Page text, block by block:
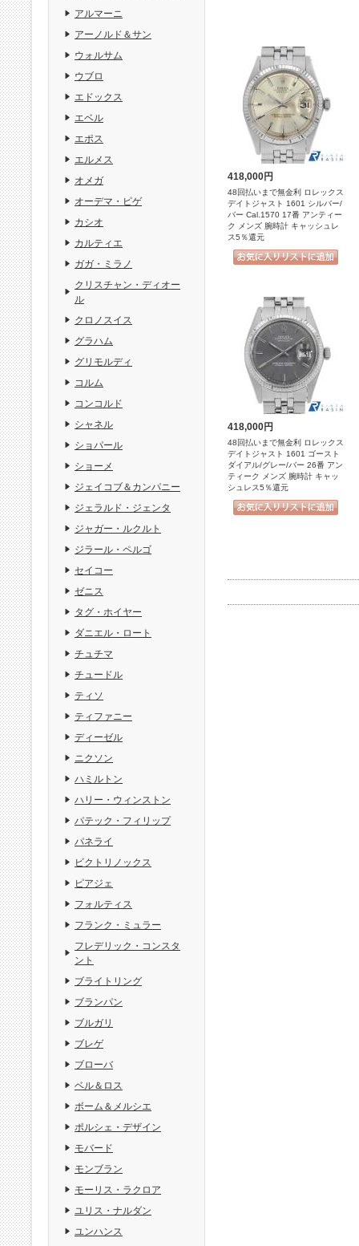
418,000円
48回払いまで無金利 ロレックス
デイトジャスト 1601 シルバー/
バー Cal.1570 17番 アンティー
ク メンズ 腕時計 キャッシュレ
ス5％還元
418,000円
48回払いまで無金利 ロレックス
デイトジャスト 1601 ゴースト
ダイアル/グレー/バー 26番 アン
ティーク メンズ 腕時計 キャッ
シュレス5％還元
アルマーニ
アーノルド＆サン
ウォルサム
ウブロ
エドックス
エベル
エポス
エルメス
オメガ
オーデマ・ピゲ
カシオ
カルティエ
ガガ・ミラノ
クリスチャン・ディオー
ル
クロノスイス
グラハム
グリモルディ
コルム
コンコルド
シャネル
ショパール
ショーメ
ジェイコブ＆カンパニー
ジェラルド・ジェンタ
ジャガー・ルクルト
ジラール・ペルゴ
セイコー
ゼニス
タグ・ホイヤー
ダニエル・ロート
チュチマ
チュードル
ティソ
ティファニー
ディーゼル
ニクソン
ハミルトン
ハリー・ウィンストン
パテック・フィリップ
パネライ
ビクトリノックス
ピアジェ
フォルティス
フランク・ミュラー
フレデリック・コンスタ
ント
ブライトリング
ブランパン
ブルガリ
ブレゲ
ブローバ
ベル＆ロス
ボーム＆メルシエ
ポルシェ・デザイン
モバード
モンブラン
モーリス・ラクロア
ユリス・ナルダン
ユンハンス